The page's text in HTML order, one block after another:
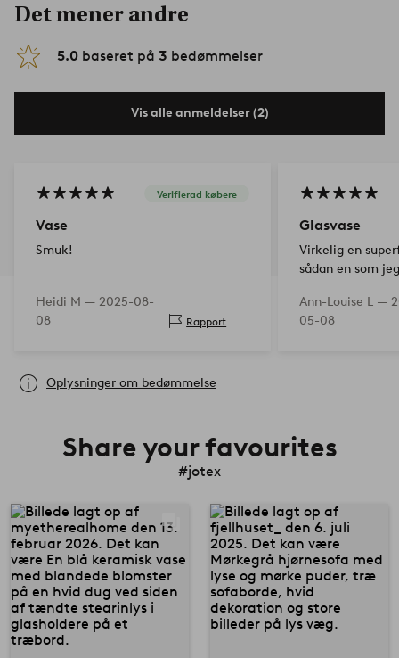
Det mener andre
5.0 baseret på 3 bedømmelser
Vis alle anmeldelser (2)
Verifierad købere
Vase
Smuk!
Heidi M — 2025-08-
08
Rapport
Glasvase
Virkelig en
sådan en som
med en smuk
Ann-Louise L —
05-08
Oplysninger om bedømmelse
Share your favourites
#jotex